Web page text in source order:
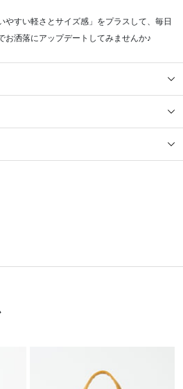
やすい軽さとサイズ感」をプラスして、毎日
お洒落にアップデートしてみませんか♪